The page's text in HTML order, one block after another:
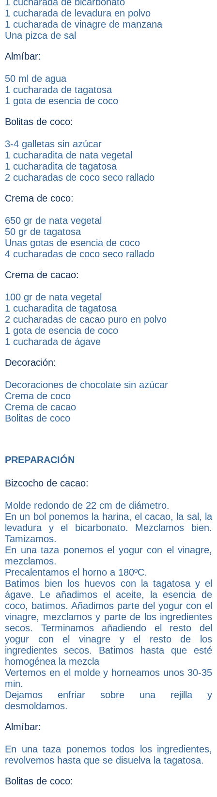
1 cucharada de levadura en polvo
1 cucharada de vinagre de manzana
Una pizca de sal
Almíbar:
50 ml de agua
1 cucharada de tagatosa
1 gota de esencia de coco
Bolitas de coco:
3-4 galletas sin azúcar
1 cucharadita de nata vegetal
1 cucharadita de tagatosa
2 cucharadas de coco seco rallado
Crema de coco:
650 gr de nata vegetal
50 gr de tagatosa
Unas gotas de esencia de coco
4 cucharadas de coco seco rallado
Crema de cacao:
100 gr de nata vegetal
1 cucharadita de tagatosa
2 cucharadas de cacao puro en polvo
1 gota de esencia de coco
1 cucharada de ágave
Decoración:
Decoraciones de chocolate sin azúcar
Crema de coco
Crema de cacao
Bolitas de coco
PREPARACIÓN
Bizcocho de cacao:
Molde redondo de 22 cm de diámetro.
En un bol ponemos la harina, el cacao, la sal, la
levadura y el bicarbonato. Mezclamos bien.
Tamizamos.
En una taza ponemos el yogur con el vinagre,
mezclamos.
Precalentamos el horno a 180ºC.
Batimos bien los huevos con la tagatosa y el
ágave. Le añadimos el aceite, la esencia de
coco, batimos. Añadimos parte del yogur con el
vinagre, mezclamos y parte de los ingredientes
secos. Terminamos añadiendo el resto del
yogur con el vinagre y el resto de los
ingredientes secos. Batimos hasta que esté
homogénea la mezcla
Vertemos en el molde y horneamos unos 30-35
min.
Dejamos enfriar sobre una rejilla y
desmoldamos.
Almíbar:
En una taza ponemos todos los ingredientes,
revolvemos hasta que se disuelva la tagatosa.
Bolitas de coco: